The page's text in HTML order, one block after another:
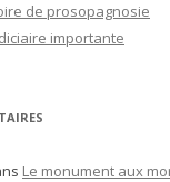
de prosopagnosie
importante
Le monument aux